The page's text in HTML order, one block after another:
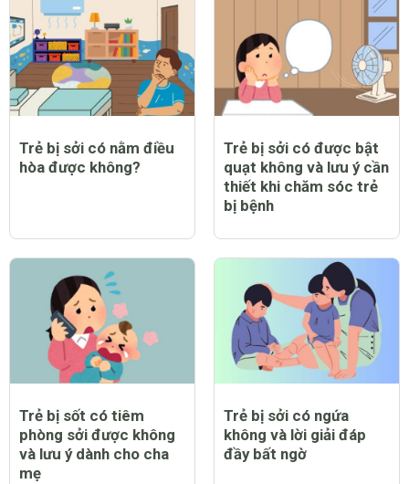
Trẻ bị sởi có nằm điều
hòa được không?
Trẻ bị sởi có được bật
quạt không và lưu ý cần
thiết khi chăm sóc trẻ
bị bệnh
Trẻ bị sốt có tiêm
phòng sởi được không
và lưu ý dành cho cha
mẹ
Trẻ bị sởi có ngứa
không và lời giải đáp
đầy bất ngờ